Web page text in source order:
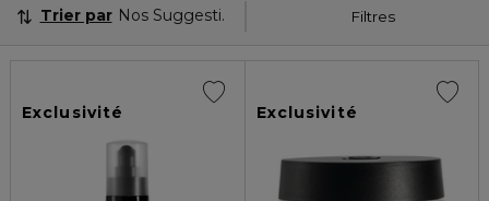
Filtres
Trier par Nos Suggestions
Exclusivité Exclusivité